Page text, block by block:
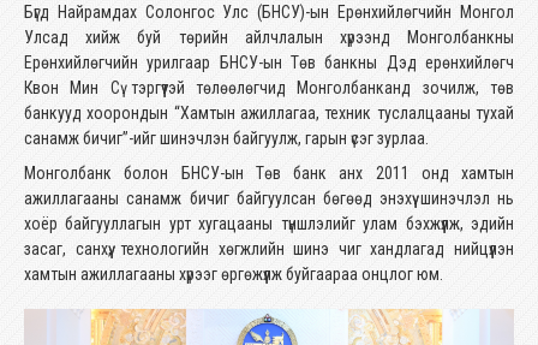
Бүгд Найрамдах Солонгос Улс (БНСУ)-ын Ерөнхийлөгчийн Монгол
Улсад хийж буй төрийн айлчлалын хүрээнд Монголбанкны
Ерөнхийлөгчийн урилгаар БНСУ-ын Төв банкны Дэд ерөнхийлөгч
Квон Мин Сү тэргүүтэй төлөөлөгчид Монголбанканд зочилж, төв
банкууд хоорондын “Хамтын ажиллагаа, техник туслалцааны тухай
санамж бичиг”-ийг шинэчлэн байгуулж, гарын үсэг зурлаа.
Монголбанк болон БНСУ-ын Төв банк анх 2011 онд хамтын
ажиллагааны санамж бичиг байгуулсан бөгөөд энэхүү шинэчлэл нь
хоёр байгууллагын урт хугацааны түншлэлийг улам бэхжүүлж, эдийн
засаг, санхүү, технологийн хөгжлийн шинэ чиг хандлагад нийцүүлэн
хамтын ажиллагааны хүрээг өргөжүүлж буйгаараа онцлог юм.